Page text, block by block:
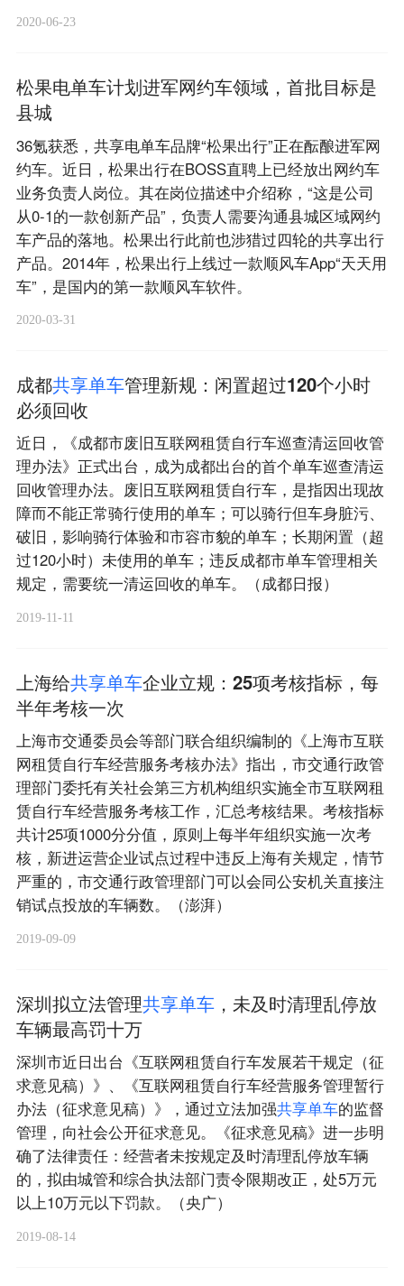
2020-06-23
松果电单车计划进军网约车领域，首批目标是
县城
36氪获悉，共享电单车品牌“松果出行”正在酝酿进军网
约车。近日，松果出行在BOSS直聘上已经放出网约车
业务负责人岗位。其在岗位描述中介绍称，“这是公司
从0-1的一款创新产品”，负责人需要沟通县城区域网约
车产品的落地。松果出行此前也涉猎过四轮的共享出行
产品。2014年，松果出行上线过一款顺风车App“天天用
车”，是国内的第一款顺风车软件。
2020-03-31
成都共享单车管理新规：闲置超过120个小时
必须回收
近日，《成都市废旧互联网租赁自行车巡查清运回收管
理办法》正式出台，成为成都出台的首个单车巡查清运
回收管理办法。废旧互联网租赁自行车，是指因出现故
障而不能正常骑行使用的单车；可以骑行但车身脏污、
破旧，影响骑行体验和市容市貌的单车；长期闲置（超
过120小时）未使用的单车；违反成都市单车管理相关
规定，需要统一清运回收的单车。（成都日报）
2019-11-11
上海给共享单车企业立规：25项考核指标，每
半年考核一次
上海市交通委员会等部门联合组织编制的《上海市互联
网租赁自行车经营服务考核办法》指出，市交通行政管
理部门委托有关社会第三方机构组织实施全市互联网租
赁自行车经营服务考核工作，汇总考核结果。考核指标
共计25项1000分分值，原则上每半年组织实施一次考
核，新进运营企业试点过程中违反上海有关规定，情节
严重的，市交通行政管理部门可以会同公安机关直接注
销试点投放的车辆数。（澎湃）
2019-09-09
深圳拟立法管理共享单车，未及时清理乱停放
车辆最高罚十万
深圳市近日出台《互联网租赁自行车发展若干规定（征
求意见稿）》、《互联网租赁自行车经营服务管理暂行
办法（征求意见稿）》，通过立法加强共享单车的监督
管理，向社会公开征求意见。《征求意见稿》进一步明
确了法律责任：经营者未按规定及时清理乱停放车辆
的，拟由城管和综合执法部门责令限期改正，处5万元
以上10万元以下罚款。（央广）
2019-08-14